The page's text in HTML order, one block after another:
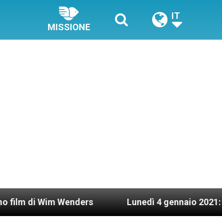
MISSIONE
IT
Wenders Lunedì 4 gennaio 2021: Possesso